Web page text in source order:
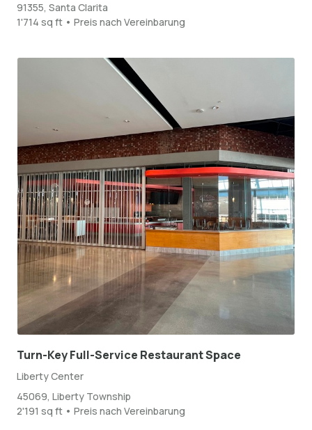
91355, Santa Clarita
1'714 sq ft • Preis nach Vereinbarung
Turn-Key Full-Service Restaurant Space
Liberty Center
45069, Liberty Township
2'191 sq ft • Preis nach Vereinbarung